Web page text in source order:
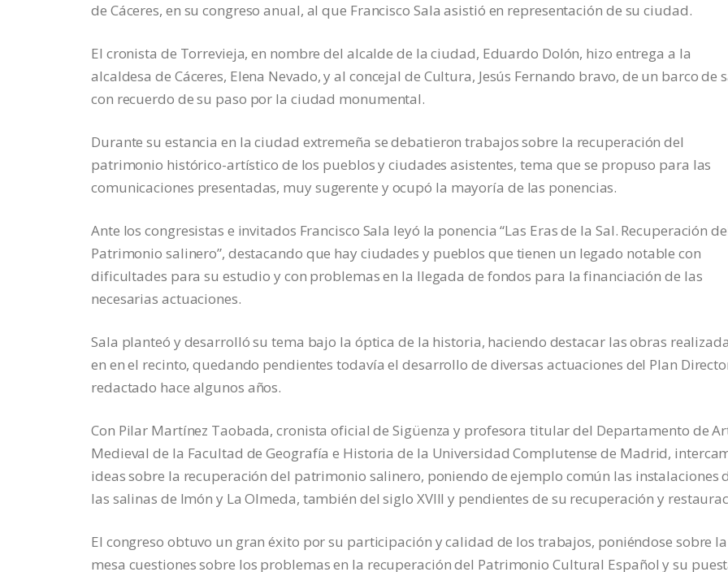
de Cáceres, en su congreso anual, al que Francisco Sala asistió en representación de su ciudad.
El cronista de Torrevieja, en nombre del alcalde de la ciudad, Eduardo Dolón, hizo entrega a la
alcaldesa de Cáceres, Elena Nevado, y al concejal de Cultura, Jesús Fernando bravo, de un barco de
con recuerdo de su paso por la ciudad monumental.
Durante su estancia en la ciudad extremeña se debatieron trabajos sobre la recuperación del
patrimonio histórico-artístico de los pueblos y ciudades asistentes, tema que se propuso para las
comunicaciones presentadas, muy sugerente y ocupó la mayoría de las ponencias.
Ante los congresistas e invitados Francisco Sala leyó la ponencia “Las Eras de la Sal. Recuperación
Patrimonio salinero”, destacando que hay ciudades y pueblos que tienen un legado notable con
dificultades para su estudio y con problemas en la llegada de fondos para la financiación de las
necesarias actuaciones.
Sala planteó y desarrolló su tema bajo la óptica de la historia, haciendo destacar las obras
en en el recinto, quedando pendientes todavía el desarrollo de diversas actuaciones del Plan
redactado hace algunos años.
Con Pilar Martínez Taobada, cronista oficial de Sigüenza y profesora titular del Departamento de
Medieval de la Facultad de Geografía e Historia de la Universidad Complutense de Madrid,
ideas sobre la recuperación del patrimonio salinero, poniendo de ejemplo común las instalaciones
las salinas de Imón y La Olmeda, también del siglo XVIII y pendientes de su recuperación y
El congreso obtuvo un gran éxito por su participación y calidad de los trabajos, poniéndose sobre la
mesa cuestiones sobre los problemas en la recuperación del Patrimonio Cultural Español y su